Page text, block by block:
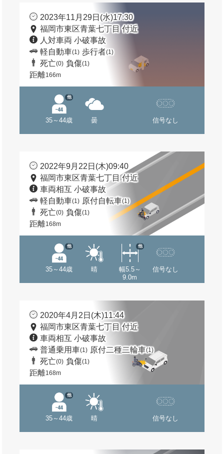
2023年11月29日(水)17:30
福岡市東区青葉七丁目 付近
人対車両 小破事故
軽自動車(1) 歩行者(1)
死亡(0) 負傷(1)
距離166m
35～44歳
他
曇 信号なし
2022年9月22日(木)09:40
福岡市東区青葉七丁目 付近
車両相互 小破事故
軽自動車(1) 原付自転車(1)
死亡(0) 負傷(1)
距離168m
35～44歳
他
晴
幅5.5～
9.0m
他
信号なし
2020年4月2日(木)11:44
福岡市東区青葉七丁目 付近
車両相互 小破事故
普通乗用車(1) 原付二種二輪車(1)
死亡(0) 負傷(1)
距離168m
35～44歳
他
晴 信号なし